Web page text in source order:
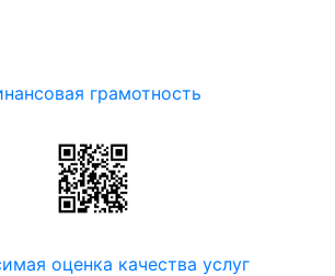
грамотность
оценка качества услуг